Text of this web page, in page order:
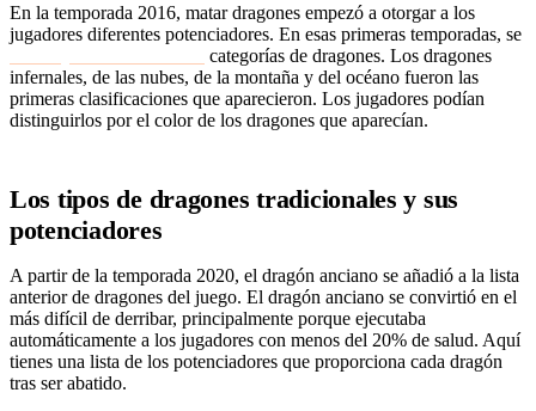
En la temporada 2016, matar dragones empezó a otorgar a los
jugadores diferentes potenciadores. En esas primeras temporadas, se
categorías de dragones. Los dragones
infernales, de las nubes, de la montaña y del océano fueron las
primeras clasificaciones que aparecieron. Los jugadores podían
distinguirlos por el color de los dragones que aparecían.
Los tipos de dragones tradicionales y sus
potenciadores
A partir de la temporada 2020, el dragón anciano se añadió a la lista
anterior de dragones del juego. El dragón anciano se convirtió en el
más difícil de derribar, principalmente porque ejecutaba
automáticamente a los jugadores con menos del 20% de salud. Aquí
tienes una lista de los potenciadores que proporciona cada dragón
tras ser abatido.